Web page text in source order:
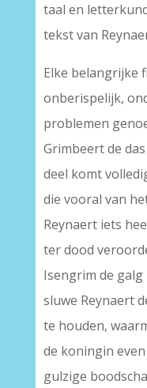
taal en
tekst van
Elke belangrijke
onberispelijk,
problemen
Grimbeert de
deel komt
die vooral van
Reynaert iets
ter dood
Isengrim de
sluwe Reynaert
te houden,
de koningin
gulzige